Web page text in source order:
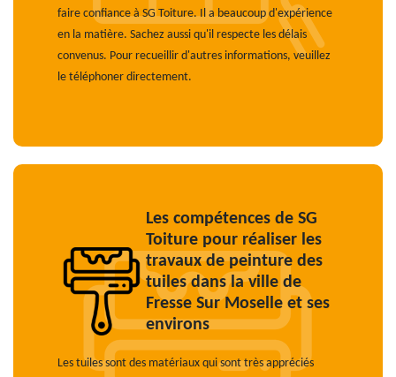
faire confiance à SG Toiture. Il a beaucoup d'expérience
en la matière. Sachez aussi qu'il respecte les délais
convenus. Pour recueillir d'autres informations, veuillez
le téléphoner directement.
Les compétences de SG
Toiture pour réaliser les
travaux de peinture des
tuiles dans la ville de
Fresse Sur Moselle et ses
environs
Les tuiles sont des matériaux qui sont très appréciés